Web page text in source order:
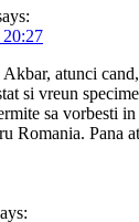
atunci
si vreun
sa vorbesti
Romania. Pana